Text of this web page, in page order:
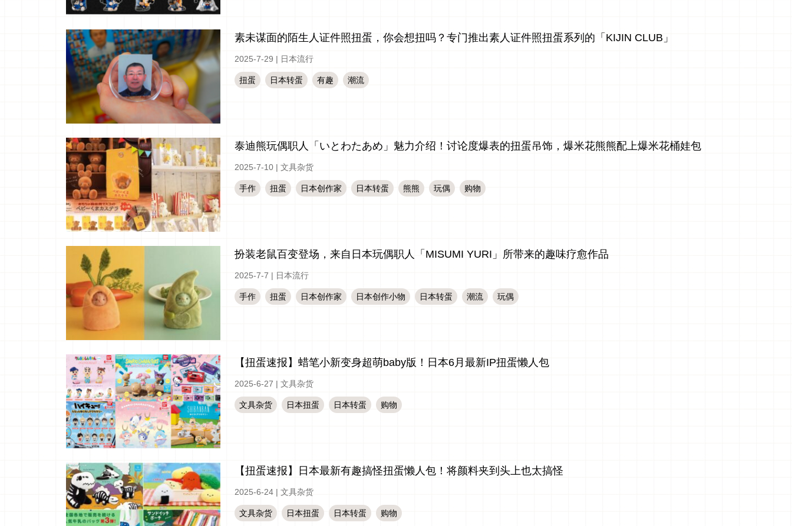
素未谋面的陌生人证件照扭蛋，你会想扭吗？专门推出素人证件照扭蛋系列的「KIJIN CLUB」
2025-7-29 | 日本流行
扭蛋 日本转蛋 有趣 潮流
泰迪熊玩偶职人「いとわたあめ」魅力介绍！讨论度爆表的扭蛋吊饰，爆米花熊熊配上爆米花桶娃包
2025-7-10 | 文具杂货
手作 扭蛋 日本创作家 日本转蛋 熊熊 玩偶 购物
扮装老鼠百变登场，来自日本玩偶职人「MISUMI YURI」所带来的趣味疗愈作品
2025-7-7 | 日本流行
手作 扭蛋 日本创作家 日本创作小物 日本转蛋 潮流 玩偶
【扭蛋速报】蜡笔小新变身超萌baby版！日本6月最新IP扭蛋懒人包
2025-6-27 | 文具杂货
文具杂货 日本扭蛋 日本转蛋 购物
【扭蛋速报】日本最新有趣搞怪扭蛋懒人包！将颜料夹到头上也太搞怪
2025-6-24 | 文具杂货
文具杂货 日本扭蛋 日本转蛋 购物